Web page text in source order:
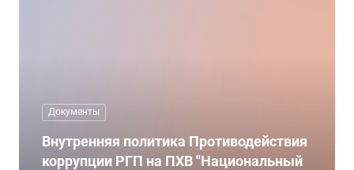
Документы
Внутренняя политика Противодействия
коррупции РГП на ПХВ "Национальный